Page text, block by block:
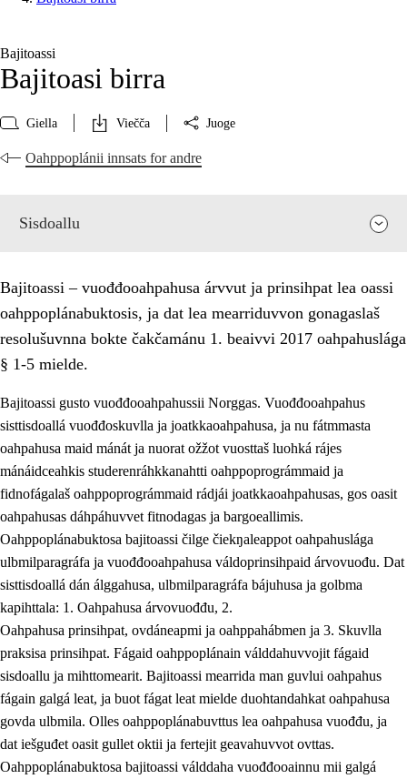
Bajitoassi
Bajitoasi birra
Giella Viečča Juoge
Oahppoplánii innsats for andre
Sisdoallu
Bajitoassi – vuođđooahpahusa árvvut ja prinsihpat lea oassi
oahppoplánabuktosis, ja dat lea mearriduvvon gonagaslaš
resolušuvnna bokte čakčamánu 1. beaivvi 2017 oahpahuslága
§ 1-5 mielde.
Bajitoassi gusto vuođđooahpahussii Norggas. Vuođđooahpahus
sisttisdoallá vuođđoskuvlla ja joatkkaoahpahusa, ja nu fátmmasta
oahpahusa maid mánát ja nuorat ožžot vuosttaš luohká rájes
mánáidceahkis studerenráhkkanahtti oahppoprográmmaid ja
fidnofágalaš oahppoprográmmaid rádjái joatkkaoahpahusas, gos oasit
oahpahusas dáhpáhuvvet fitnodagas ja bargoeallimis.
Oahppoplánabuktosa bajitoassi čilge čiekŋaleappot oahpahuslága
ulbmilparagráfa ja vuođđooahpahusa váldoprinsihpaid árvovuođu. Dat
sisttisdoallá dán álggahusa, ulbmilparagráfa bájuhusa ja golbma
kapihttala: 1. Oahpahusa árvovuođđu, 2.
Oahpahusa prinsihpat, ovdáneapmi ja oahppahábmen ja 3. Skuvlla
praksisa prinsihpat. Fágaid oahppoplánain válddahuvvojit fágaid
sisdoallu ja mihttomearit. Bajitoassi mearrida man guvlui oahpahus
fágain galgá leat, ja buot fágat leat mielde duohtandahkat oahpahusa
govda ulbmila. Olles oahppoplánabuvttus lea oahpahusa vuođđu, ja
dat iešguđet oasit gullet oktii ja fertejit geavahuvvot ovttas.
Oahppoplánabuktosa bajitoassi válddaha vuođđooainnu mii galgá